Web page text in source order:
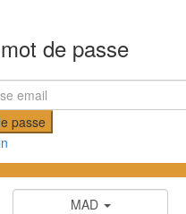
de passe
passe
MAD